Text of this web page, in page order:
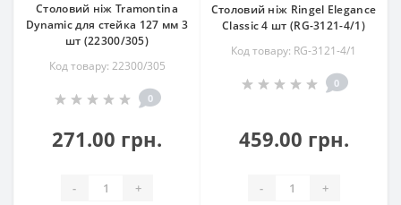
Столовий ніж Tramontina
Dynamic для стейка 127 мм 3
шт (22300/305)
Код товару: 22300/305
0
271.00 грн.
- +
Столовий ніж Ringel Elegance
Classic 4 шт (RG-3121-4/1)
Код товару: RG-3121-4/1
0
459.00 грн.
- +